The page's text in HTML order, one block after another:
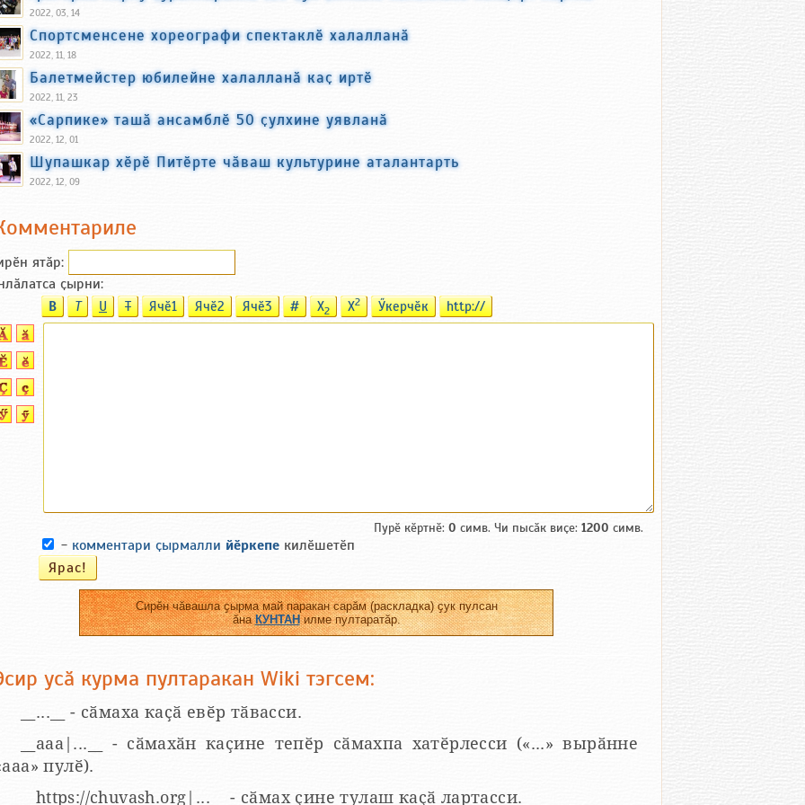
2022, 03, 14
Спортсменсене хореографи спектаклӗ халалланӑ
2022, 11, 18
Балетмейстер юбилейне халалланӑ каҫ иртӗ
2022, 11, 23
«Сарпике» ташӑ ансамблӗ 50 ҫулхине уявланӑ
2022, 12, 01
Шупашкар хӗрӗ Питӗрте чӑваш культурине аталантарть
2022, 12, 09
ятӑp:
ҫырни:
B T U T Ячӗ1 Ячӗ2 Ячӗ3 # X2 X2 Ӳкерчӗк http://
Пурӗ кӗртнӗ: 0 симв. Чи пысӑк виҫе: 1200 симв.
- комментари ҫырмалли йӗркепе килӗшетӗп
Сирӗн чӑвашла ҫырма май паракан сарӑм (раскладка) ҫук пулсан
ӑнаКУНТАНилме пултаратӑр.
усӑ курма пултаракан Wiki тэгсем:
__...__ - сӑмаха каҫӑ евӗр тӑвасси.
__aaa|...__ - сӑмахӑн каҫине тепӗр сӑмахпа хатӗрлесси («...» вырӑнне
пулӗ).
__https://chuvash.org|...__ - сӑмах ҫине тулаш каҫӑ лартасси.